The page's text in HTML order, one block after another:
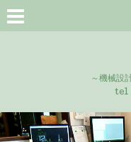
～機械設
tel